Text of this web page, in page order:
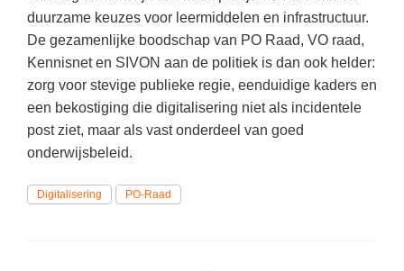
Spelletjes
Sprookjes
Startpagina onderwijs
Tweede Wereldoorlog
Afscheidstekst collega
Studieschuld & Hypotheek
Middelbare school niveaus
Studenten laptop
Docentenplein nieuwsbrief
Nieuwsbrief archief
Onderwijs CV
duurzame keuzes voor leermiddelen en infrastructuur.
De gezamenlijke boodschap van PO Raad, VO raad,
Kennisnet en SIVON aan de politiek is dan ook helder:
zorg voor stevige publieke regie, eenduidige kaders en
een bekostiging die digitalisering niet als incidentele
post ziet, maar als vast onderdeel van goed
onderwijsbeleid.
Digitalisering PO-Raad